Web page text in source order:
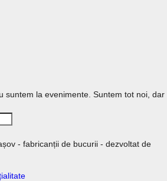
suntem la evenimente. Suntem tot noi, dar
- fabricanții de bucurii - dezvoltat de